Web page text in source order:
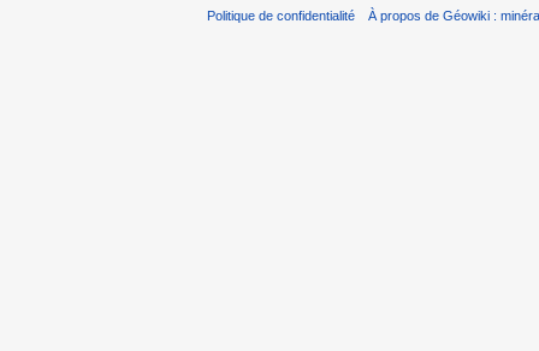
Politique de confidentialité À propos de Géowiki :